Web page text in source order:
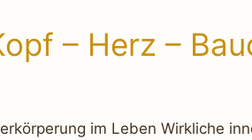
– Herz –
im Leben Wirkliche